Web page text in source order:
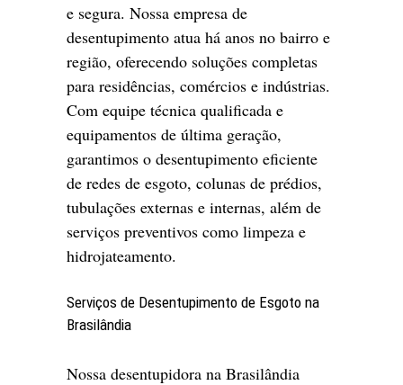
e segura. Nossa empresa de
desentupimento atua há anos no bairro e
região, oferecendo soluções completas
para residências, comércios e indústrias.
Com equipe técnica qualificada e
equipamentos de última geração,
garantimos o desentupimento eficiente
de redes de esgoto, colunas de prédios,
tubulações externas e internas, além de
serviços preventivos como limpeza e
hidrojateamento.
Serviços de Desentupimento de Esgoto na
Brasilândia
Nossa desentupidora na Brasilândia